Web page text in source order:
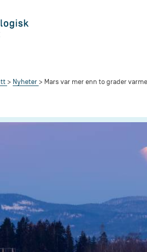
Nyheter Mars var mer enn to grader